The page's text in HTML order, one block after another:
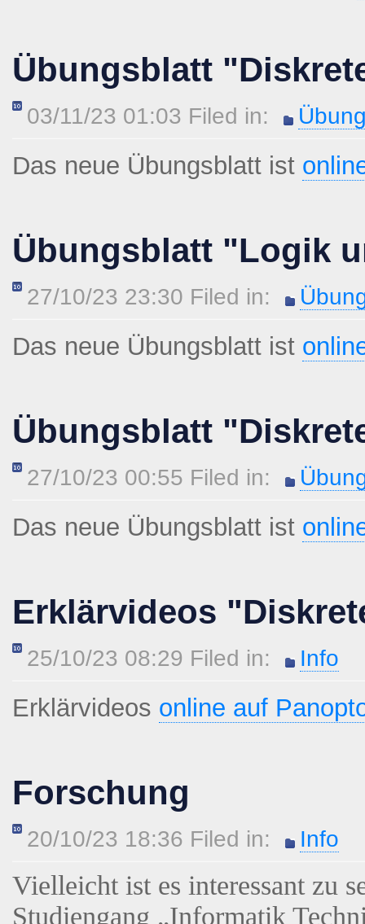
Übungsblatt
03/11/23 01:03 Filed in:
Das neue Übungsblatt ist
Übungsblatt "Logik
27/10/23 23:30 Filed in:
Das neue Übungsblatt ist
Übungsblatt
27/10/23 00:55 Filed in:
Das neue Übungsblatt ist
Erklärvideos
25/10/23 08:29 Filed in: Info
Erklärvideos online auf
Forschung
20/10/23 18:36 Filed in: Info
Vielleicht ist es interessant zu
Studiengang „Informatik